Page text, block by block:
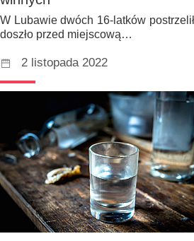
W Lubawie dwóch 16-latków
doszło przed miejscową…
2 listopada 2022